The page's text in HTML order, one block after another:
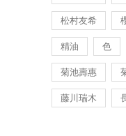
松村友希
精油 色
菊池壽惠
藤川瑞木